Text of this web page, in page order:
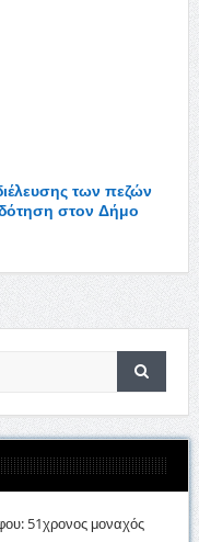
των πεζών
στον Δήμο
51χρονος μοναχός